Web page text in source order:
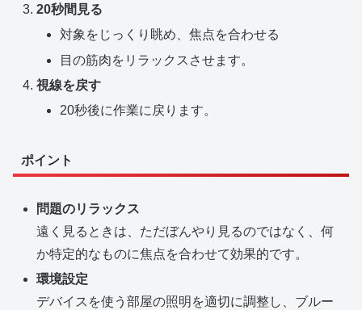
20秒間見る
対象をじっくり眺め、焦点を合わせる
目の筋肉をリラックスさせます。
視線を戻す
20秒後に作業に戻ります。
ポイント
問題のリラックス
遠く見るときは、ただぼんやり見るのではなく、何
か特定的なものに焦点を合わせて効果的です。
環境設定
デバイスを使う部屋の照明を適切に調整し、ブルー